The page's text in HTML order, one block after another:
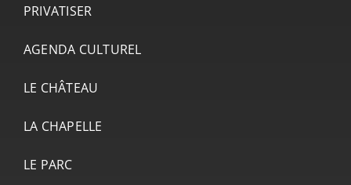
PRIVATISER
AGENDA CULTUREL
LE CHÂTEAU
LA CHAPELLE
LE PARC